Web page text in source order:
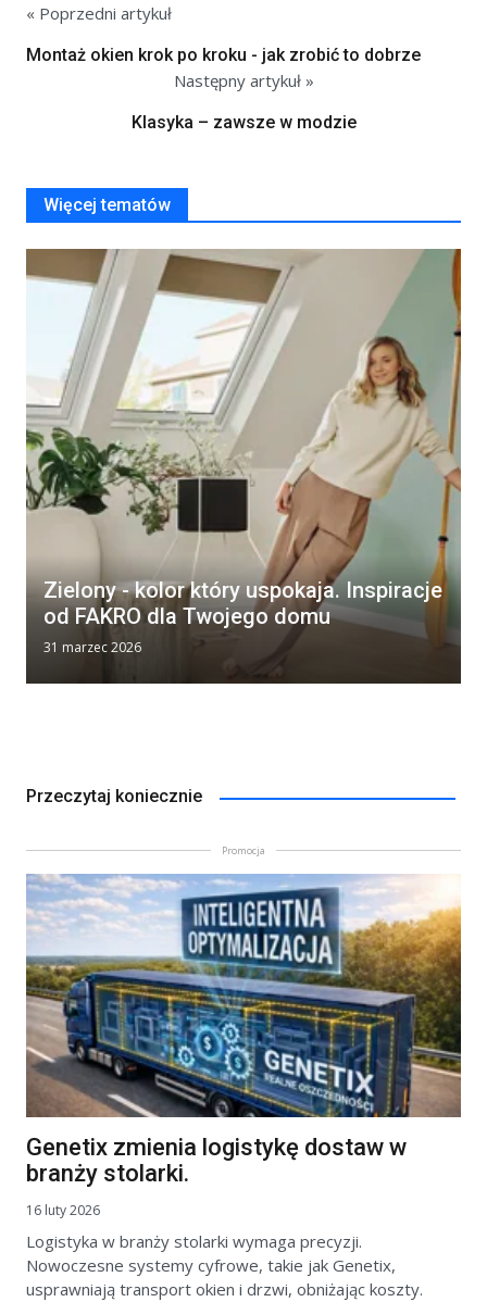
« Poprzedni artykuł
Montaż okien krok po kroku - jak zrobić to dobrze
Następny artykuł »
Klasyka – zawsze w modzie
Więcej tematów
Zielony - kolor który uspokaja. Inspiracje
od FAKRO dla Twojego domu
31 marzec 2026
Przeczytaj koniecznie
Promocja
Genetix zmienia logistykę dostaw w
branży stolarki.
16 luty 2026
Logistyka w branży stolarki wymaga precyzji.
Nowoczesne systemy cyfrowe, takie jak Genetix,
usprawniają transport okien i drzwi, obniżając koszty.